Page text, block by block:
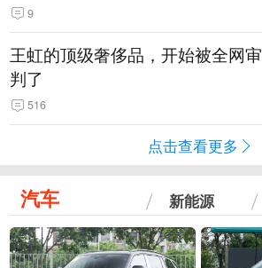
9
王虹的顶级奢侈品，开始被全网审
判了
516
点击查看更多
汽车 新能源